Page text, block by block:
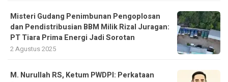
Misteri Gudang Penimbunan Pengoplosan
dan Pendistribusian BBM Milik Rizal Juragan:
PT Tiara Prima Energi Jadi Sorotan
2 Agustus 2025
M. Nurullah RS, Ketum PWDPI: Perkataan